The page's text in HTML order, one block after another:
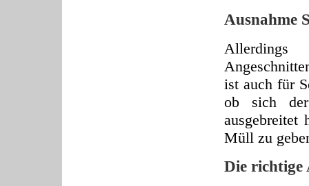
Ausnahme
Allerdings
ist auch für
ob sich
ausgebreitet
Müll zu
Die richtige